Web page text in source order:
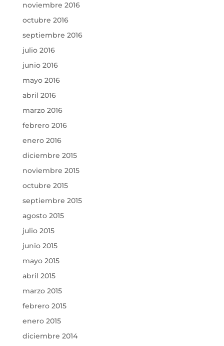
noviembre 2016
octubre 2016
septiembre 2016
julio 2016
junio 2016
mayo 2016
abril 2016
marzo 2016
febrero 2016
enero 2016
diciembre 2015
noviembre 2015
octubre 2015
septiembre 2015
agosto 2015
julio 2015
junio 2015
mayo 2015
abril 2015
marzo 2015
febrero 2015
enero 2015
diciembre 2014